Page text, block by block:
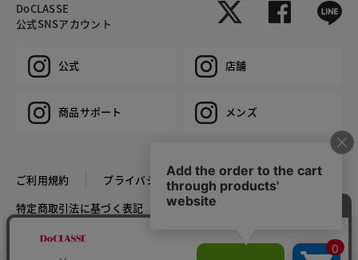
DoCLASSE
公式SNSアカウント
公式 店舗
商品サポート メンズ
ご利用規約
プライバシーポリシー
特定商取引法に基づく表記
推奨環境
COPYRIGHT © DoCLASSE ALL RIGHTS RESERVED.